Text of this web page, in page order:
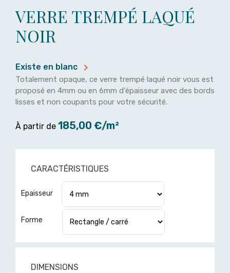
VERRE TREMPÉ LAQUÉ
NOIR
Existe en blanc 
Totalement opaque, ce verre trempé laqué noir vous est
proposé en 4mm ou en 6mm d'épaisseur avec des bords
lisses et non coupants pour votre sécurité.
À partir de 185,00 €/m²
CARACTÉRISTIQUES
Epaisseur
Forme
DIMENSIONS